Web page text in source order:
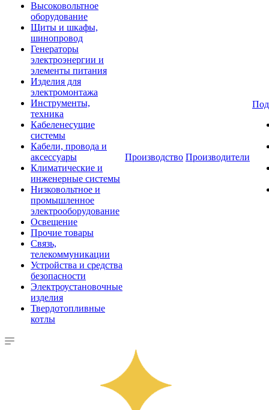
Высоковольтное
оборудование
Щиты и шкафы,
шинопровод
Генераторы
электроэнергии и
элементы питания
Изделия для
электромонтажа
Инструменты,
техника
Кабеленесущие
системы
Кабели, провода и
аксессуары
Климатические и
инженерные системы
Низковольтное и
промышленное
электрооборудование
Освещение
Прочие товары
Связь,
телекоммуникации
Устройства и средства
безопасности
Электроустановочные
изделия
Твердотопливные
котлы
Производство Производители